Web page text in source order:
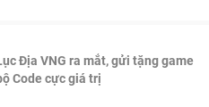
Địa VNG ra mắt, gửi tặng game
Code cực giá trị